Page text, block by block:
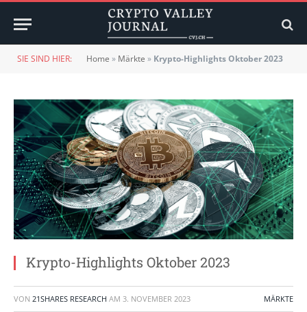
SIE SIND HIER: Home » Märkte » Krypto-Highlights Oktober 2023
Krypto-Highlights Oktober 2023
VON 21SHARES RESEARCH AM 3. NOVEMBER 2023 MÄRKTE